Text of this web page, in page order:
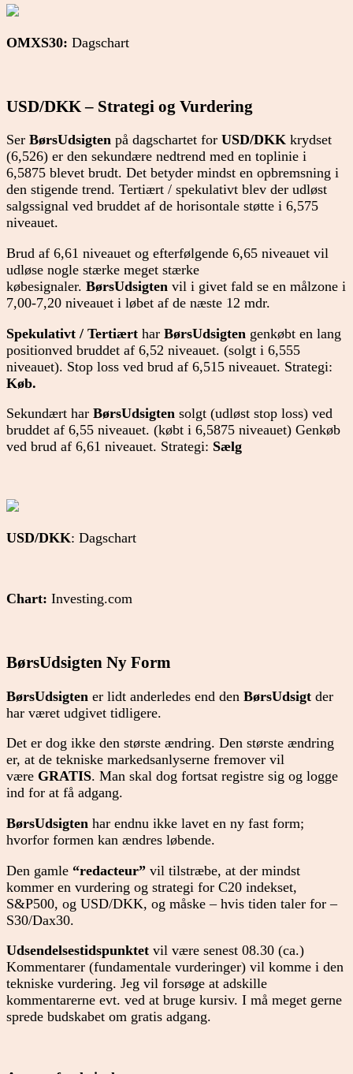
OMXS30: Dagschart
USD/DKK – Strategi og Vurdering
Ser BørsUdsigten på dagschartet for USD/DKK krydset
(6,526) er den sekundære nedtrend med en toplinie i
6,5875 blevet brudt. Det betyder mindst en opbremsning i
den stigende trend. Tertiært / spekulativt blev der udløst
salgssignal ved bruddet af de horisontale støtte i 6,575
niveauet.
Brud af 6,61 niveauet og efterfølgende 6,65 niveauet vil
udløse nogle stærke meget stærke
købesignaler. BørsUdsigten vil i givet fald se en målzone i
7,00-7,20 niveauet i løbet af de næste 12 mdr.
Spekulativt / Tertiært har BørsUdsigten genkøbt en lang
positionved bruddet af 6,52 niveauet. (solgt i 6,555
niveauet). Stop loss ved brud af 6,515 niveauet. Strategi:
Køb.
Sekundært har BørsUdsigten solgt (udløst stop loss) ved
bruddet af 6,55 niveauet. (købt i 6,5875 niveauet) Genkøb
ved brud af 6,61 niveauet. Strategi: Sælg
USD/DKK: Dagschart
Chart: Investing.com
BørsUdsigten Ny Form
BørsUdsigten er lidt anderledes end den BørsUdsigt der
har været udgivet tidligere.
Det er dog ikke den største ændring. Den største ændring
er, at de tekniske markedsanlyserne fremover vil
være GRATIS. Man skal dog fortsat registre sig og logge
ind for at få adgang.
BørsUdsigten har endnu ikke lavet en ny fast form;
hvorfor formen kan ændres løbende.
Den gamle “redacteur” vil tilstræbe, at der mindst
kommer en vurdering og strategi for C20 indekset,
S&P500, og USD/DKK, og måske – hvis tiden taler for –
S30/Dax30.
Udsendelsestidspunktet vil være senest 08.30 (ca.)
Kommentarer (fundamentale vurderinger) vil komme i den
tekniske vurdering. Jeg vil forsøge at adskille
kommentarerne evt. ved at bruge kursiv. I må meget gerne
sprede budskabet om gratis adgang.